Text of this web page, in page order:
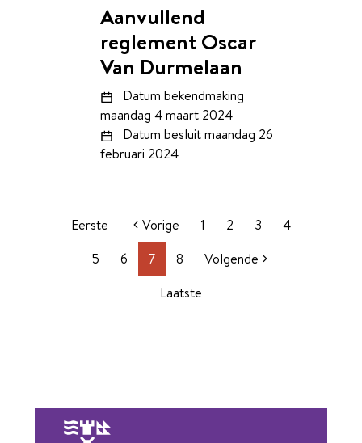
Aanvullend
reglement Oscar
Van Durmelaan
Datum bekendmaking
maandag 4 maart 2024
Datum besluitmaandag 26
februari 2024
Eerste Vorige 1 2 3
4
5
6 7 8
Volgende
Laatste